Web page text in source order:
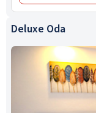
Deluxe Oda